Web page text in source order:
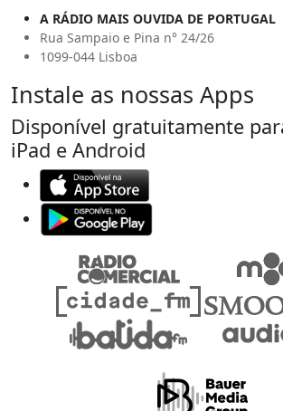
A RÁDIO MAIS OUVIDA DE PORTUGAL
Rua Sampaio e Pina n° 24/26
1099-044 Lisboa
Instale as nossas Apps
Disponível gratuitamente
iPad e Android